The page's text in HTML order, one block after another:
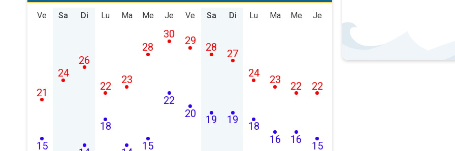
Ve
15
21
Sa
24
Di
26
Lu
18
22
Ma
23
Me
15
28
Je
22
30
Ve
20
29
Sa
19
28
Di
19
27
Lu
18
24
Ma
16
23
Me
16
22
Je
15
22